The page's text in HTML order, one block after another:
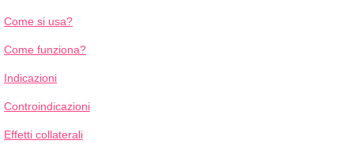
Come si usa?
Come funziona?
Indicazioni
Controindicazioni
Effetti collaterali